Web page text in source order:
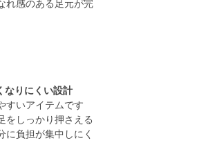
れ感のある足元が完
なりにくい設計
すいアイテムです
をしっかり押さえる
に負担が集中しにく